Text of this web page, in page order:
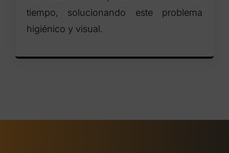
tiempo, solucionando este problema
higiénico y visual.